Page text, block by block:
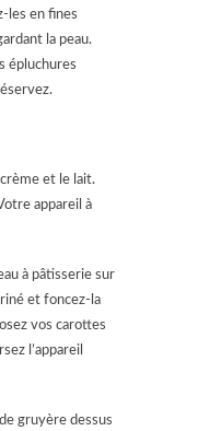
les en fines
la peau.
épluchures
et le lait.
appareil à
à pâtisserie sur
et foncez-la
vos carottes
l’appareil
gruyère dessus